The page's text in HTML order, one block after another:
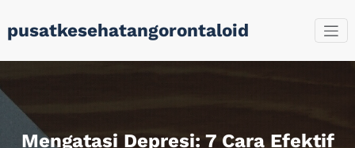
to
content
pusatkesehatangorontaloid
Mengatasi Depresi: 7 Cara Efektif